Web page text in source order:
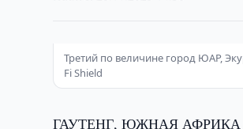
Третий по величине город ЮАР,
Fi Shield
ГАУТЕНГ, ЮЖНАЯ